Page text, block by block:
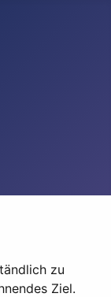
zu
Ziel.